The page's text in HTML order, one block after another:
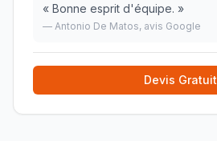
« Bonne esprit d'équipe. »
— Antonio De Matos, avis Google
Devis Gratuit